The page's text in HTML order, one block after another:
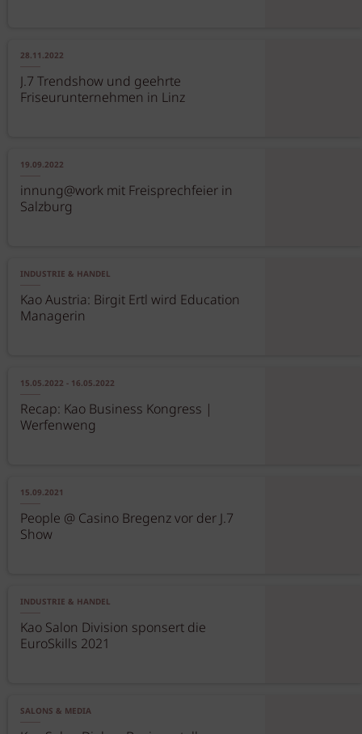
28.11.2022
J.7 Trendshow und geehrte
Friseurunternehmen in Linz
19.09.2022
innung@work mit Freisprechfeier in
Salzburg
INDUSTRIE & HANDEL
Kao Austria: Birgit Ertl wird Education
Managerin
15.05.2022 - 16.05.2022
Recap: Kao Business Kongress |
Werfenweng
15.09.2021
People @ Casino Bregenz vor der J.7
Show
INDUSTRIE & HANDEL
Kao Salon Division sponsert die
EuroSkills 2021
SALONS & MEDIA